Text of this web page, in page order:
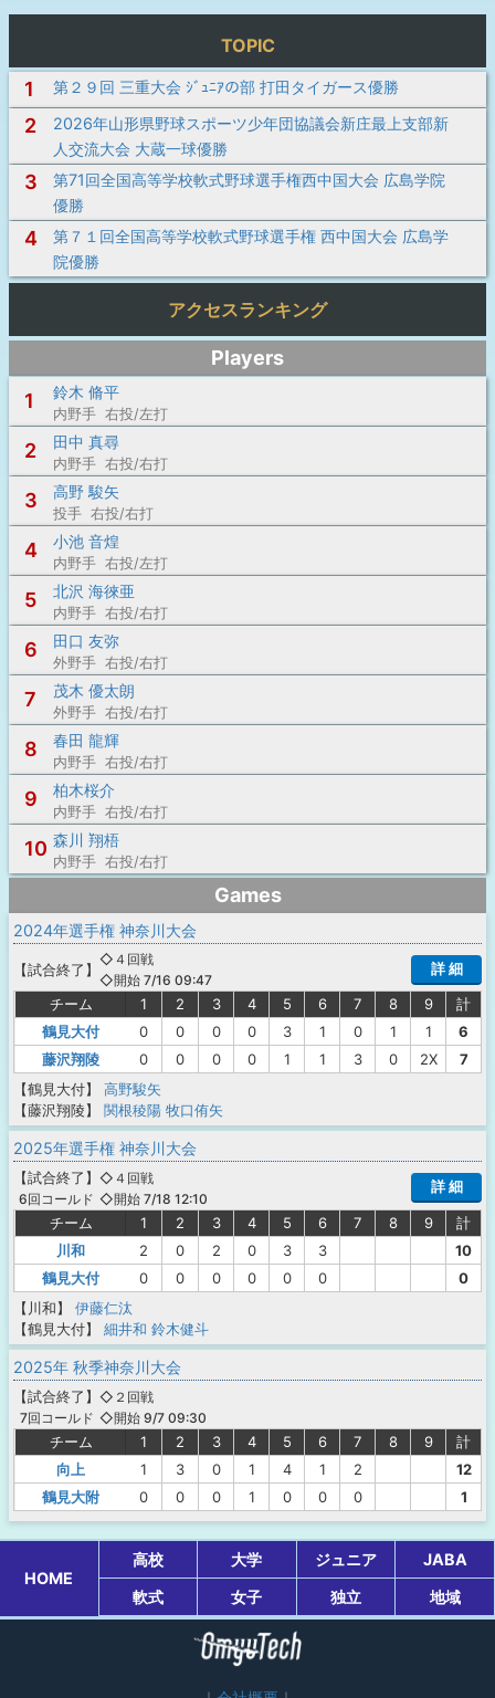
TOPIC
1 第２９回 三重大会 ｼﾞｭﾆｱの部 打田タイガース優勝
2
2026年山形県野球スポーツ少年団協議会新庄最上支部新
人交流大会 大蔵一球優勝
3
第71回全国高等学校軟式野球選手権西中国大会 広島学院
優勝
4
第７１回全国高等学校軟式野球選手権 西中国大会 広島学
院優勝
アクセスランキング
Players
1
鈴木 脩平
内野手 右投/左打
2 田中 真尋
内野手 右投/右打
3 高野 駿矢
投手 右投/右打
4 小池 音煌
内野手 右投/左打
5 北沢 海徠亜
内野手 右投/右打
6 田口 友弥
外野手 右投/右打
7 茂木 優太朗
外野手 右投/右打
8 春田 龍輝
内野手 右投/右打
9 柏木桜介
内野手 右投/右打
10 森川 翔梧
内野手 右投/右打
Games
2024年選手権 神奈川大会
【試合終了 】
◇４回戦
◇開始 7/16 09:47
詳 細
チーム 1 2 3 4 5 6 7 8 9
計
鶴見大付
0 0 0 0 3 1 0 1 1
6
藤沢翔陵
0 0 0 0 1 1 3 0 2X
7
【鶴見大付】
高野駿矢
【藤沢翔陵】
関根稜陽 牧口侑矢
2025年選手権 神奈川大会
【試合終了 】
6回コールド
◇４回戦
◇開始 7/18 12:10
詳 細
チーム 1 2 3 4 5 6 7 8 9
計
川和
2 0 2 0 3 3
10
鶴見大付
0 0 0 0 0 0
0
【川和】
伊藤仁汰
【鶴見大付】
細井和 鈴木健斗
2025年 秋季神奈川大会
【試合終了 】
7回コールド
◇２回戦
◇開始 9/7 09:30
チーム 1 2 3 4 5 6 7 8 9
計
向上
1 3 0 1 4 1 2
12
鶴見大附
0 0 0 1 0 0 0 1
HOME
高校 大学 ジュニア
JABA
軟式
女子 独立 地域